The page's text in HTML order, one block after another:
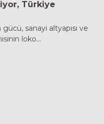
Türkiye
sanayi altyapısı ve
loko...